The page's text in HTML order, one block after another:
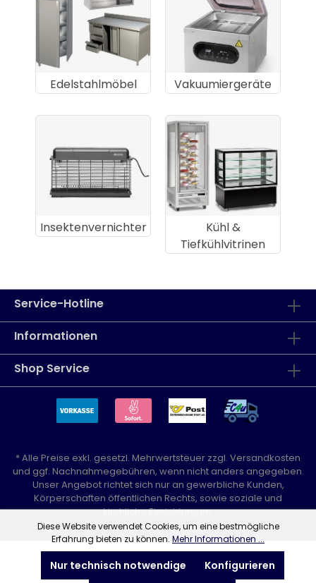
Edelstahlmöbel Vakuumiergeräte
Insektenvernichter
Kühl &
Tiefkühlvitrinen
Service-Hotline
Informationen
Shop Service
* Alle Preise exkl. gesetzl. Mehrwertsteuer zzgl. Versandkosten
und ggf. Nachnahmegebühren, wenn nicht anders angegeben.
Unser Angebot richtet sich nur an gewerbliche Kunden,
Körperschaften öffentlichen Rechts, sowie soziale und
kirchliche Einrichtungen.
Diese Website verwendet Cookies, um eine bestmögliche
Erfahrung bieten zu können. Mehr Informationen ...
Nur technisch notwendige Konfigurieren